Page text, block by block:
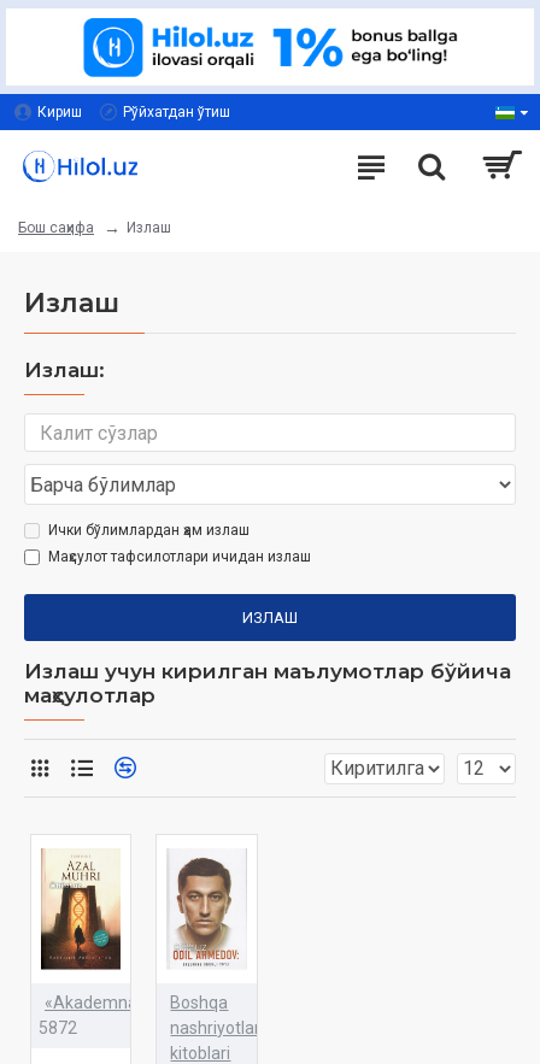
Кириш Рўйхатдан ўтиш
Бош саҳифа Излаш
Излаш
Излаш:
Ички бўлимлардан ҳам излаш
Маҳсулот тафсилотлари ичидан излаш
ИЗЛАШ
Излаш учун кирилган маълумотлар бўйича
маҳсулотлар
«Akademnashr»
5872
Boshqa
nashriyotlar
kitoblari